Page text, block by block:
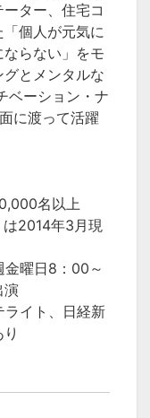
ター、住宅コ
個人が元気に
らない」をモ
とメンタルな
ベーション・ナ
に渡って活躍
名以上
2014年3月現
曜日8：00～
演
イト、日経新